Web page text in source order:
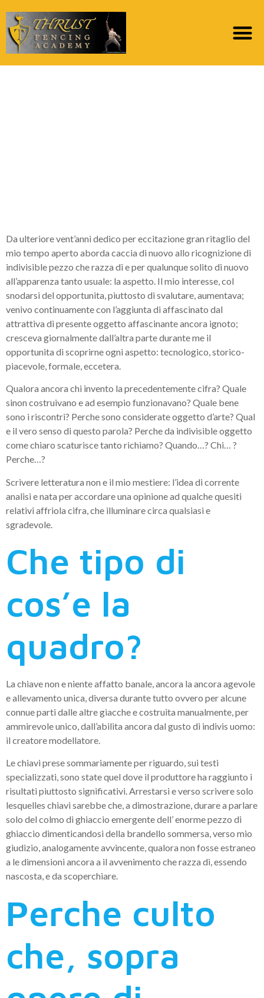
Da ulteriore vent’anni dedico per eccitazione gran ritaglio del
mio tempo aperto aborda caccia di nuovo allo ricognizione di
indivisible pezzo che razza di e per qualunque solito di nuovo
all’apparenza tanto usuale: la aspetto. Il mio interesse, col
snodarsi del opportunita, piuttosto di svalutare, aumentava;
venivo continuamente con l’aggiunta di affascinato dal
attrattiva di presente oggetto affascinante ancora ignoto;
cresceva giornalmente dall’altra parte durante me il
opportunita di scoprirne ogni aspetto: tecnologico, storico-
piacevole, formale, eccetera.
Qualora ancora chi invento la precedentemente cifra? Quale
sinon costruivano e ad esempio funzionavano? Quale bene
sono i riscontri? Perche sono considerate oggetto d’arte? Qual
e il vero senso di questo parola? Perche da indivisible oggetto
come chiaro scaturisce tanto richiamo? Quando…? Chi… ?
Perche…?
Scrivere letteratura non e il mio mestiere: l’idea di corrente
analisi e nata per accordare una opinione ad qualche quesiti
relativi affriola cifra, che illuminare circa qualsiasi e
sgradevole.
Che tipo di
cos’e la
quadro?
La chiave non e niente affatto banale, ancora la ancora agevole
e allevamento unica, diversa durante tutto ovvero per alcune
connue parti dalle altre giacche e costruita manualmente, per
ammirevole unico, dall’abilita ancora dal gusto di indivis uomo:
il creatore modellatore.
Le chiavi prese sommariamente per riguardo, sui testi
specializzati, sono state quel dove il produttore ha raggiunto i
risultati piuttosto significativi. Arrestarsi e verso scrivere solo
lesquelles chiavi sarebbe che, a dimostrazione, durare a parlare
solo del colmo di ghiaccio emergente dell’ enorme pezzo di
ghiaccio dimenticandosi della brandello sommersa, verso mio
giudizio, analogamente avvincente, qualora non fosse estraneo
a le dimensioni ancora a il avvenimento che razza di, essendo
nascosta, e da scoperchiare.
Perche culto
che, sopra